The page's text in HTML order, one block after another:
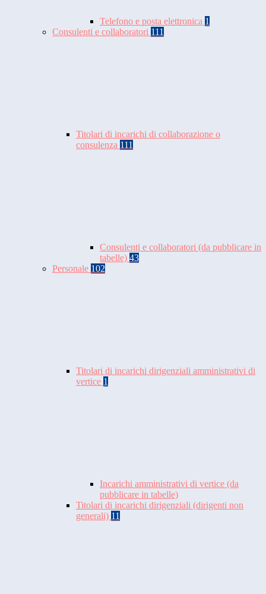
Telefono e posta elettronica 1
Consulenti e collaboratori 111
Titolari di incarichi di collaborazione o
consulenza 111
Consulenti e collaboratori (da pubblicare in
tabelle) 43
Personale 102
Titolari di incarichi dirigenziali amministrativi di
vertice 1
Incarichi amministrativi di vertice (da
pubblicare in tabelle)
Titolari di incarichi dirigenziali (dirigenti non
generali) 11